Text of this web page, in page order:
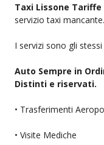
Taxi Lissone Tariffe
servizio taxi mancante.
I servizi sono gli
Auto Sempre in
Distinti e riservati.
• Trasferimenti
• Visite Mediche